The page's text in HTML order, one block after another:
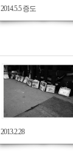
2014.5.5 증도
2013.2.28
588